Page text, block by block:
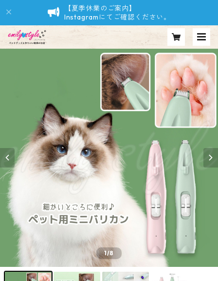
【夏季休業のご案内】
Instagramにてご確認ください。
1/8